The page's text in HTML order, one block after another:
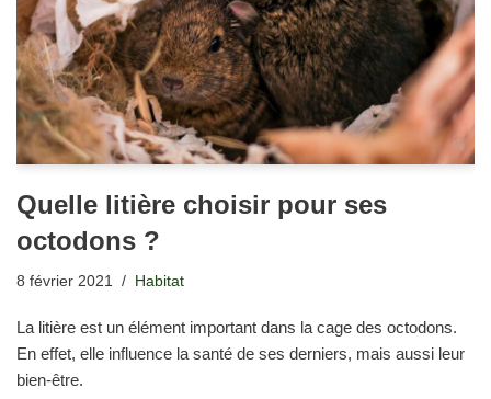
Quelle litière choisir pour ses
octodons ?
8 février 2021 Habitat
La litière est un élément important dans la cage des octodons.
En effet, elle influence la santé de ses derniers, mais aussi leur
bien-être.